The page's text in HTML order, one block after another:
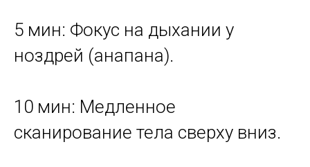
5 мин: Фокус на дыхании у
ноздрей (анапана).
10 мин: Медленное
сканирование тела сверху вниз.